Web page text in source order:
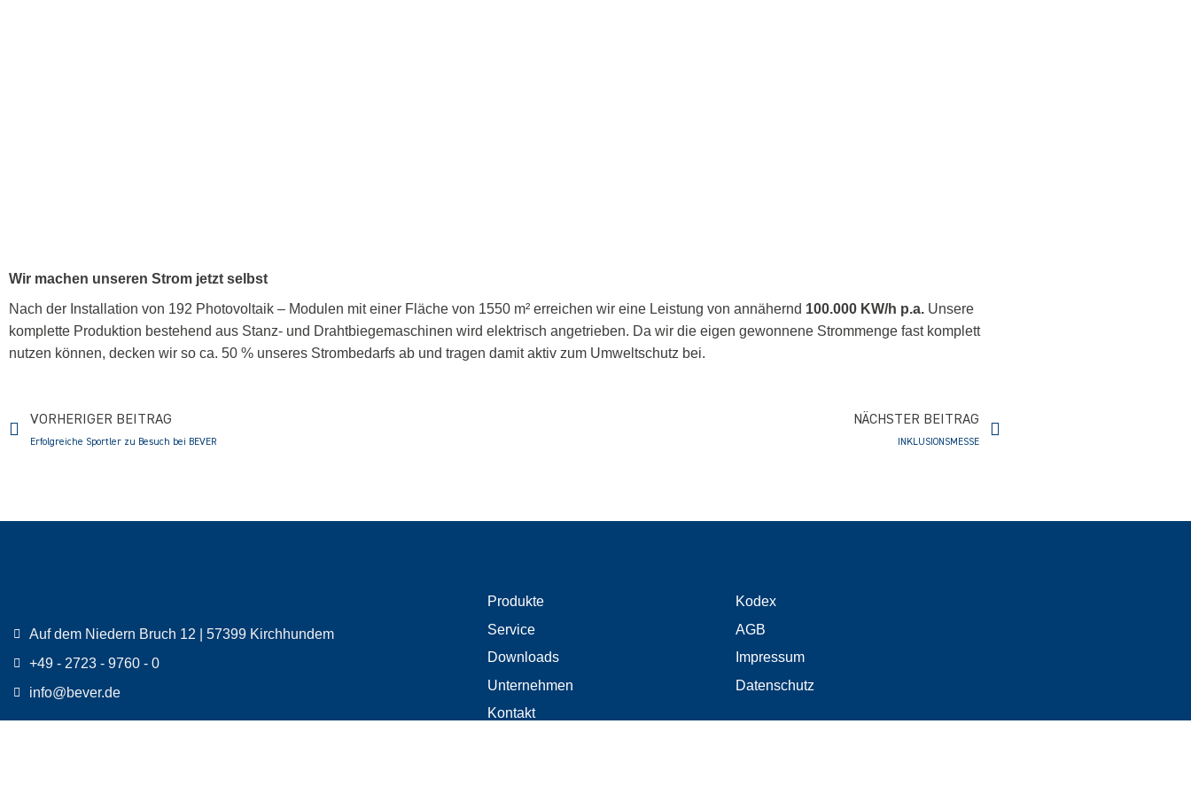
Wir machen unseren Strom jetzt selbst
Nach der Installation von 192 Photovoltaik – Modulen mit einer Fläche von 1550 m² erreichen wir eine Leistung von annähernd 100.000 KW/h p.a. Unsere
komplette Produktion bestehend aus Stanz- und Drahtbiegemaschinen wird elektrisch angetrieben. Da wir die eigen gewonnene Strommenge fast komplett
nutzen können, decken wir so ca. 50 % unseres Strombedarfs ab und tragen damit aktiv zum Umweltschutz bei.
VORHERIGER BEITRAG
Erfolgreiche Sportler zu Besuch bei BEVER
NÄCHSTER BEITRAG
INKLUSIONSMESSE
Auf dem Niedern Bruch 12 | 57399 Kirchhundem
+49 - 2723 - 9760 - 0
info@bever.de
Produkte
Service
Downloads
Unternehmen
Kontakt
Kodex
AGB
Impressum
Datenschutz